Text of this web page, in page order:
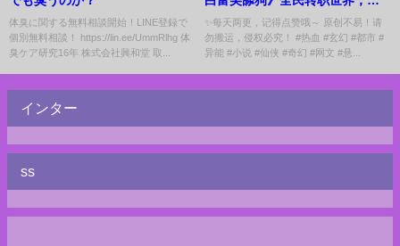
体臭に関する無料相談開始！LINE登録で
個別無料相談！ https://lin.ee/UmmRlhg 体
臭ケア研究16年 株式会社興和堂 取...
戏和现实融合。 苏铭开局转职为
见习法师，却意外发现自己获得
了一个顶级SSS专长：技能自动满
✨每天两更，记得点赞哦～ 原创不易！请
勿搬运，侵权必究！ #热血 #玄幻 #都市 #
异能 #小说 #仙侠 #奇幻 #网文 #悬...
インター
ss